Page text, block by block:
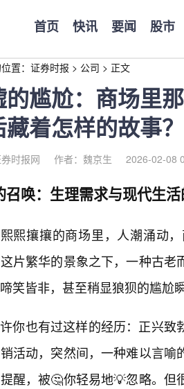
首页 快讯 要闻 股市
置： 证券时报 > 公司 > 正文
的尴尬：商场里
着怎样的故事？
时报网 作者：魏京生 2026-02-08
召唤：生理需求与现代生
熙攘攘的商场里，人潮涌动
片繁华的景象之下，一种古
笑皆非，甚至稍显狼狈的尴
你也有过这样的经历：正兴
活动，突然间，一种难以言
醒，被🤔你轻易地💡忽略。